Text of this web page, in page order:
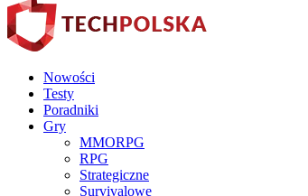
Nowości
Testy
Poradniki
Gry
MMORPG
RPG
Strategiczne
Survivalowe